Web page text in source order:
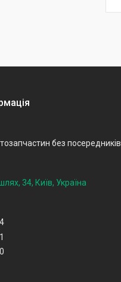
без посередників
34, Київ, Україна